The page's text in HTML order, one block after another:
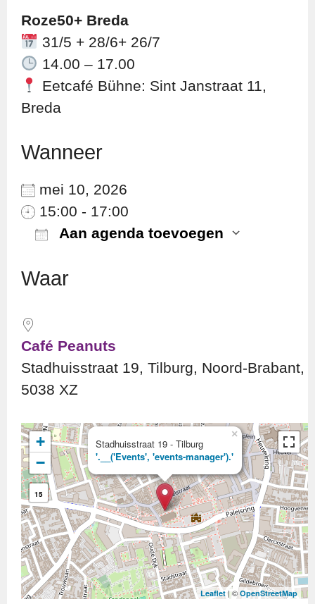
Roze50+ Breda
31/5 + 28/6+ 26/7
14.00 – 17.00
Eetcafé Bühne: Sint Janstraat 11,
Breda
Wanneer
mei 10, 2026
15:00 - 17:00
Aan agenda toevoegen
Waar
Café Peanuts
Stadhuisstraat 19, Tilburg, Noord-Brabant,
5038 XZ
Stadhuisstraat 19 - Tilburg
'.__('Events', 'events-manager').'
×
+
−
15
Leaflet | ©OpenStreetMap